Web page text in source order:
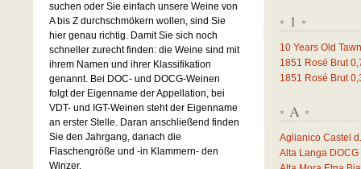
* 1 *
10 Years Old
1851 Rosé Brut
1851 Rosé Brut
* A *
Aglianico Castel
Alta Langa
suchen oder Sie einfach unsere Weine von
A bis Z durchschmökern wollen, sind Sie
hier genau richtig. Damit Sie sich noch
schneller zurecht finden: die Weine sind mit
ihrem Namen und ihrer Klassifikation
genannt. Bei DOC- und DOCG-Weinen
folgt der Eigenname der Appellation, bei
VDT- und IGT-Weinen steht der Eigenname
an erster Stelle. Daran anschließend finden
Sie den Jahrgang, danach die
Flaschengröße und -in Klammern- den
Winzer.